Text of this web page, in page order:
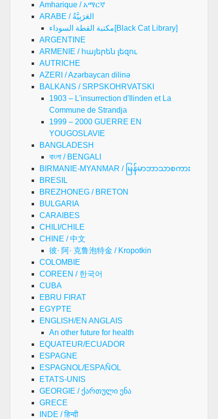
Amharique / አማርኛ
ARABE / العَرَبِيَّةُ
مكتبة القطة السوداء[Black Cat Library]
ARGENTINE
ARMENIE / հայերեն լեզու
AUTRICHE
AZERI / Azərbaycan dilinə
BALKANS / SRPSKOHRVATSKI
1903 – L'insurrection d'Ilinden et La
Commune de Strandja
1999 – 2000 GUERRE EN
YOUGOSLAVIE
BANGLADESH
বাংলা / BENGALI
BIRMANIE-MYANMAR / မြန်မာဘာသာစကား
BRESIL
BREZHONEG / BRETON
BULGARIA
CARAIBES
CHILI/CHILE
CHINE / 中文
彼· 阿· 克鲁泡特金 / Kropotkin
COLOMBIE
COREEN / 한국어
CUBA
EBRU FIRAT
EGYPTE
ENGLISH/EN ANGLAIS
An other future for health
EQUATEUR/ECUADOR
ESPAGNE
ESPAGNOL/ESPAÑOL
ETATS-UNIS
GEORGIE / ქართული ენა
GRECE
INDE / हिन्दी